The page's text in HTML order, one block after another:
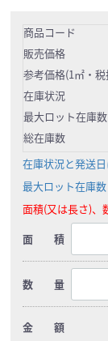
商品コード
販売価格
参考価格(1㎡・
在庫状況
最大ロット在庫数
総在庫数
在庫状況と発送
最大ロット在庫
面積(又は長さ)、
面 積
数 量
金 額